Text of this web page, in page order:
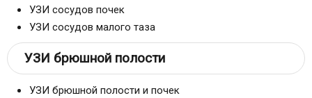
УЗИ сосудов почек
УЗИ сосудов малого таза
УЗИ брюшной полости
УЗИ брюшной полости и почек